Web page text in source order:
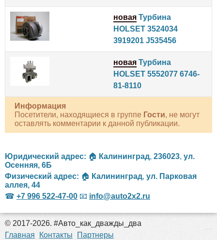
новая Турбина
HOLSET 3524034
3919201 J535456
новая Турбина
HOLSET 5552077 6746-
81-8110
Информация
Посетители, находящиеся в группе Гости, не могут
оставлять комментарии к данной публикации.
Юридический адрес: 🏠 Калининград, 236023, ул.
Осенняя, 6Б
Физический адрес: 🏠 Калининград, ул. Парковая
аллея, 44
☎ +7 996 522-47-00 📧 info@auto2x2.ru
© 2017-2026. #Авто_как_дважды_два
Главная
Контакты Партнеры